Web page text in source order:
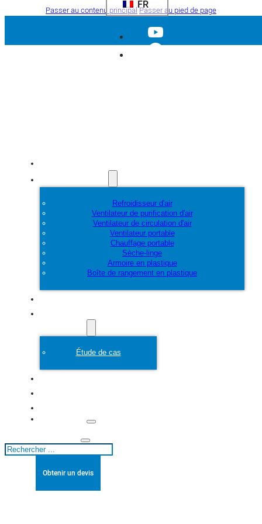
Passer au contenu principal Passer au pied de page
FR
Refroidisseur d'air
Ventilateur de purification d'air
Ventilateur de circulation d'air
Ventilateur portable
Chauffage portable
Sèche-linge
Armoire en plastique
Boîte de rangement en plastique
Étude de cas
Rechercher
Obtenir un devis